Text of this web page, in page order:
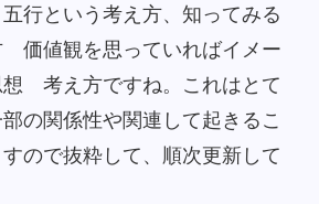
行という考え方、知ってみる
価値観を思っていればイメー
想 考え方ですね。これはとて
の関係性や関連して起きるこ
ので抜粋して、順次更新して